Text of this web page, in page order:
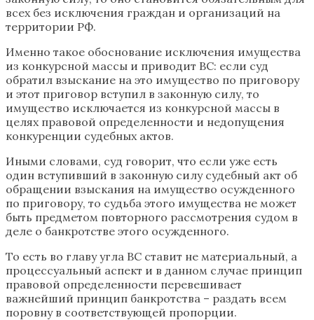
всех без исключения граждан и организаций на
территории РФ.
Именно такое обоснование исключения имущества
из конкурсной массы и приводит ВС: если суд
обратил взыскание на это имущество по приговору
и этот приговор вступил в законную силу, то
имущество исключается из конкурсной массы в
целях правовой определенности и недопущения
конкуренции судебных актов.
Иными словами, суд говорит, что если уже есть
один вступивший в законную силу судебный акт об
обращении взыскания на имущество осужденного
по приговору, то судьба этого имущества не может
быть предметом повторного рассмотрения судом в
деле о банкротстве этого осужденного.
То есть во главу угла ВС ставит не материальный, а
процессуальный аспект и в данном случае принцип
правовой определенности перевешивает
важнейший принцип банкротства – раздать всем
поровну в соответствующей пропорции.